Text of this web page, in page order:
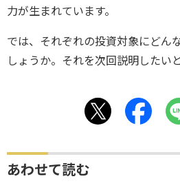
力が生まれています。
では、それぞれの投資対象にどん
しょうか。それを次回説明したい
あわせて読む